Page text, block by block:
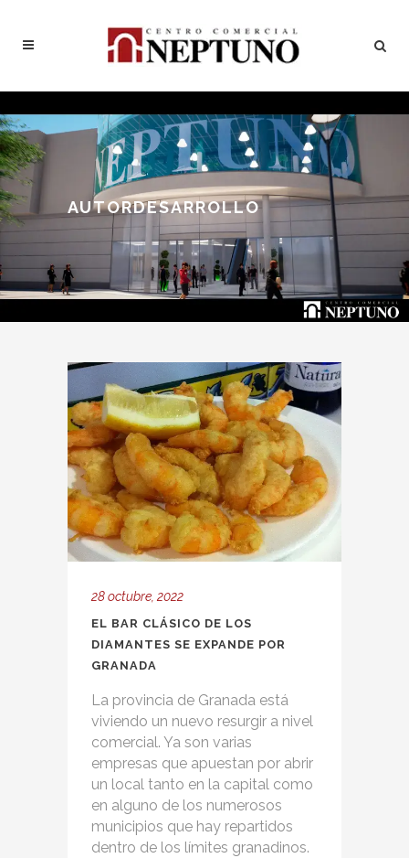
AUTORDESARROLLO
28 octubre, 2022
EL BAR CLÁSICO DE LOS
DIAMANTES SE EXPANDE POR
GRANADA
La provincia de Granada está
viviendo un nuevo resurgir a nivel
comercial. Ya son varias
empresas que apuestan por abrir
un local tanto en la capital como
en alguno de los numerosos
municipios que hay repartidos
dentro de los límites granadinos.